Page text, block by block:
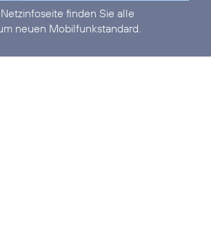
finden Sie alle
neuen Mobilfunkstandard.